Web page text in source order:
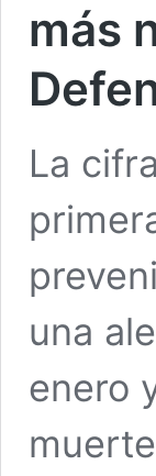
más
La
una
enero